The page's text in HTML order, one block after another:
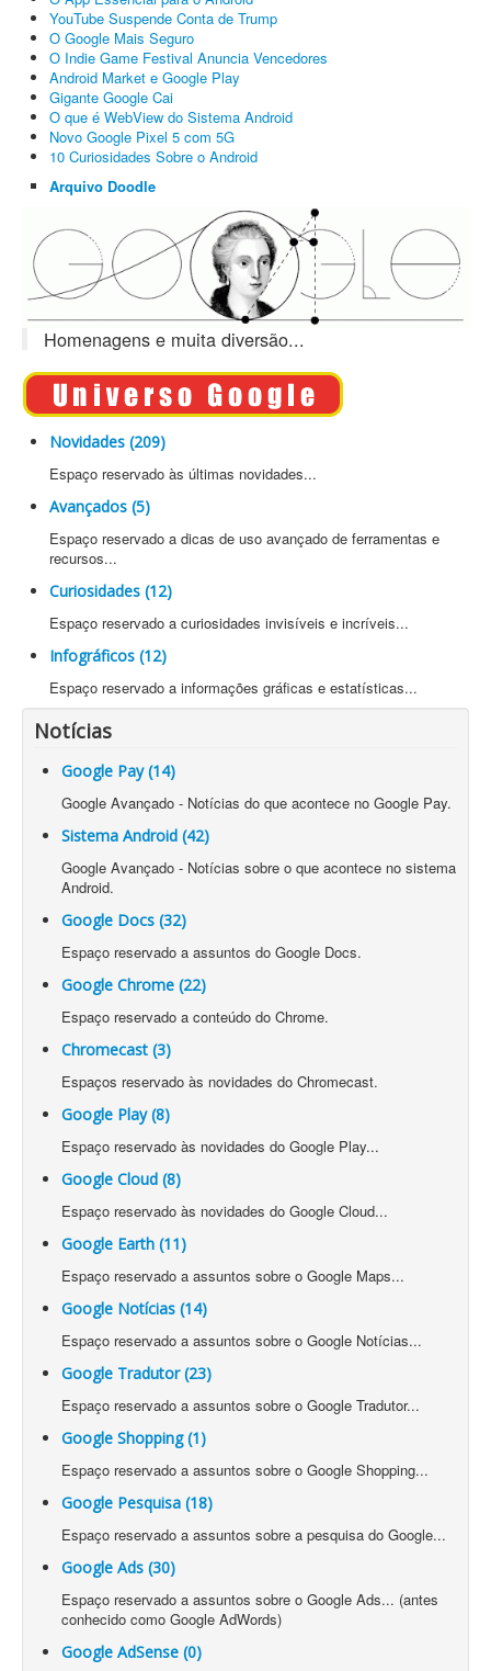
YouTube Suspende Conta de Trump
O Google Mais Seguro
O Indie Game Festival Anuncia Vencedores
Android Market e Google Play
Gigante Google Cai
O que é WebView do Sistema Android
Novo Google Pixel 5 com 5G
10 Curiosidades Sobre o Android
Arquivo Doodle
Homenagens e muita diversão...
Novidades (209)
Espaço reservado às últimas novidades...
Avançados (5)
Espaço reservado a dicas de uso avançado de ferramentas e
recursos...
Curiosidades (12)
Espaço reservado a curiosidades invisíveis e incríveis...
Infográficos (12)
Espaço reservado a informações gráficas e estatísticas...
Notícias
Google Pay (14)
Google Avançado - Notícias do que acontece no Google Pay.
Sistema Android (42)
Google Avançado - Notícias sobre o que acontece no sistema
Android.
Google Docs (32)
Espaço reservado a assuntos do Google Docs.
Google Chrome (22)
Espaço reservado a conteúdo do Chrome.
Chromecast (3)
Espaços reservado às novidades do Chromecast.
Google Play (8)
Espaço reservado às novidades do Google Play...
Google Cloud (8)
Espaço reservado às novidades do Google Cloud...
Google Earth (11)
Espaço reservado a assuntos sobre o Google Maps...
Google Notícias (14)
Espaço reservado a assuntos sobre o Google Notícias...
Google Tradutor (23)
Espaço reservado a assuntos sobre o Google Tradutor...
Google Shopping (1)
Espaço reservado a assuntos sobre o Google Shopping...
Google Pesquisa (18)
Espaço reservado a assuntos sobre a pesquisa do Google...
Google Ads (30)
Espaço reservado a assuntos sobre o Google Ads... (antes
conhecido como Google AdWords)
Google AdSense (0)